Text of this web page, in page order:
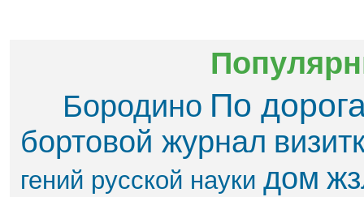
Бородино По
бортовой журнал
гений русской науки дом